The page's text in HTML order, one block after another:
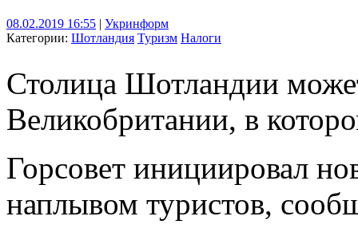
08.02.2019 16:55 | Укринформ
Категории: Шотландия Туризм Налоги
Столица Шотландии
Великобритании, в
Горсовет инициировал
наплывом туристов,